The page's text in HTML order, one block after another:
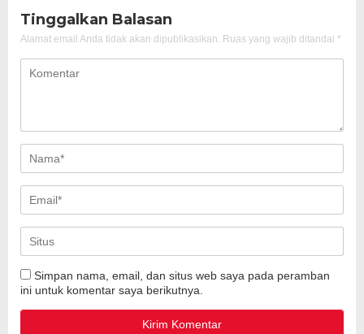
Tinggalkan Balasan
Alamat email Anda tidak akan dipublikasikan. Ruas yang wajib ditandai *
Simpan nama, email, dan situs web saya pada peramban
ini untuk komentar saya berikutnya.